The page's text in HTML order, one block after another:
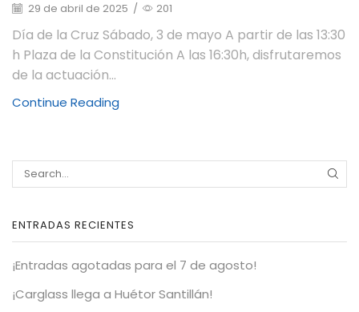
29 de abril de 2025 / 201
Día de la Cruz Sábado, 3 de mayo A partir de las 13:30
h Plaza de la Constitución A las 16:30h, disfrutaremos
de la actuación...
Continue Reading
ENTRADAS RECIENTES
¡Entradas agotadas para el 7 de agosto!
¡Carglass llega a Huétor Santillán!